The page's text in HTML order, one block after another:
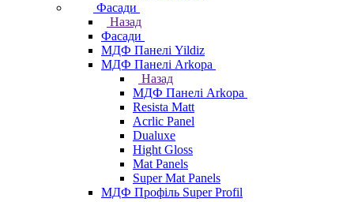
Фасади
Назад
Фасади
МДФ Панелі Yildiz
МДФ Панелі Arkopa
Назад
МДФ Панелі Arkopa
Resista Matt
Acrlic Panel
Dualuxe
Hight Gloss
Mat Panels
Super Mat Panels
МДФ Профіль Super Profil